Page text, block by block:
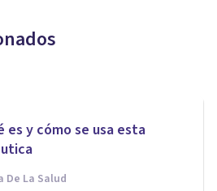
útil
es y cómo se usa esta
La Salud